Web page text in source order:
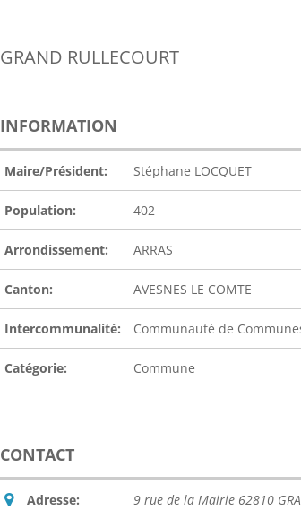
GRAND RULLECOURT
INFORMATION
Maire/Président: Stéphane LOCQUET
Population: 402
Arrondissement: ARRAS
Canton: AVESNES LE COMTE
Intercommunalité: Communauté de
Catégorie: Commune
CONTACT
Adresse: 9 rue de la Mairie 62810